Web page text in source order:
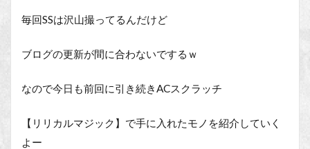
毎回SSは沢山撮ってるんだけど
ブログの更新が間に合わないでするｗ
なので今日も前回に引き続きACスクラッチ
【リリカルマジック】で手に入れたモノを紹介していく
よー